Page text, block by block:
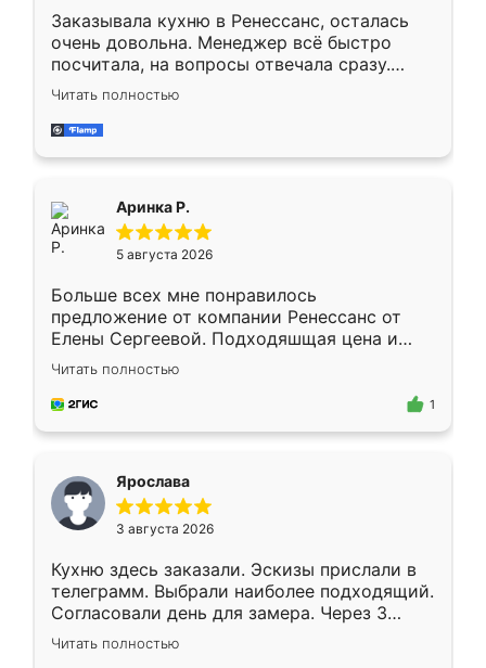
Заказывала кухню в Ренессанс, осталась
очень довольна. Менеджер всё быстро
посчитала, на вопросы отвечала сразу.
Замерщик приехал в субботу, подошёл к
делу со всей ответственностью. Собрали
за день, ребята работали аккуратно, даже
Читать полностью
Аринка Р.
5 августа 2026
Больше всех мне понравилось
предложение от компании Ренессанс от
Елены Сергеевой. Подходяшщая цена и
короткие сроки изготовления. Приехавший
для замера сотрудник Владислав
предложил по моему эскизу самый
Читать полностью
1
Ярослава
3 августа 2026
Кухню здесь заказали. Эскизы прислали в
телеграмм. Выбрали наиболее подходящий.
Согласовали день для замера. Через 3
недели кухня была уже готова. Остались
довольны работой. Спасибо Ренессанс
Читать полностью